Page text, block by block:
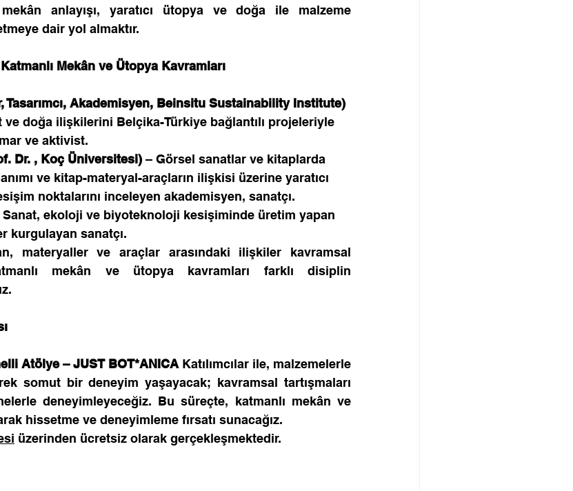
anlayışı, yaratıcı ütopya ve doğa ile malzeme
dair yol almaktır.
Mekân ve Ütopya Kavramları
Tasarımcı, Akademisyen, Beinsitu Sustainability Institute)
ve doğa ilişkilerini Belçika-Türkiye bağlantılı projeleriyle
ve aktivist.
Dr. , Koç Üniversitesi) – Görsel sanatlar ve kitaplarda
ve kitap-materyal-araçların ilişkisi üzerine yaratıcı
noktalarını inceleyen akademisyen, sanatçı.
Sanat, ekoloji ve biyoteknoloji kesişiminde üretim yapan
kurgulayan sanatçı.
materyaller ve araçlar arasındaki ilişkiler kavramsal
mekân ve ütopya kavramları farklı disiplin
Atölye – JUST BOT*ANICA Katılımcılar ile, malzemelerle
somut bir deneyim yaşayacak; kavramsal tartışmaları
deneyimleyeceğiz. Bu süreçte, katmanlı mekân ve
hissetme ve deneyimleme fırsatı sunacağız.
üzerinden ücretsiz olarak gerçekleşmektedir.